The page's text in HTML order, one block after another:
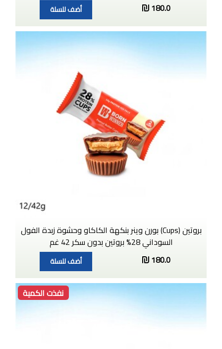
180.0
أضف للسلة
بروتين (Cups) بورن وينر بنكهة الكاكاو وحشوة زبدة الفول
السوداني 28% بروتين بدون سكر 42 غم
180.0
أضف للسلة
نفذت الكمية